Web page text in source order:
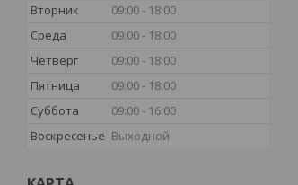
Вторник
09:00
18:00
Среда
09:00
18:00
Четверг
09:00
18:00
Пятница
09:00
18:00
Суббота
09:00
16:00
Воскресенье Выходной